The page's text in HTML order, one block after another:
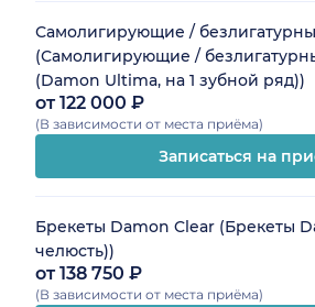
выслушал, деликатно и
честно все разложил
по полочкам, с
желанием помочь.
Мечта любого
профессионализма и
отношения!
Понравились врач
Гудко О.Г. и её
ассистент (к
Самолигирующие /
(Самолигирующие /
(Damon Ultima, на 1 зубной ряд))
от 122 000 ₽
(В зависимости от места приёма)
Записаться на
Брекеты Damon Clear (Брекеты
челюсть))
от 138 750 ₽
(В зависимости от места приёма)